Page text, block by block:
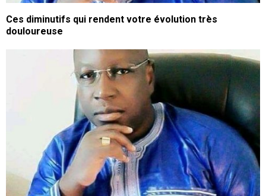
Ces diminutifs qui rendent votre évolution très
douloureuse